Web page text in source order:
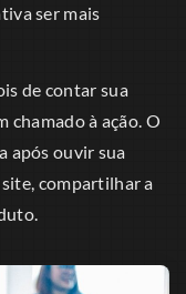
ser mais
de contar sua
chamado à ação. O
após ouvir sua
compartilhar a